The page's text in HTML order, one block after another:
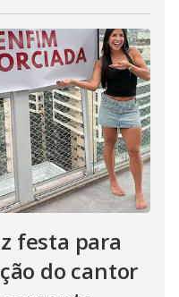
festa para
do cantor